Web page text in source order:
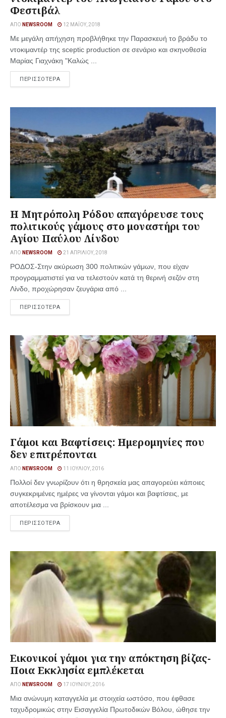
Φεστιβάλ
ΑΠΌ NEWSROOM 12 ΜΑΪ́ΟΥ, 2018
Με μεγάλη απήχηση προβλήθηκε την Παρασκευή το βράδυ το
ντοκιμαντέρ της sceptic production σε σενάριο και σκηνοθεσία
Μαρίας Γιαχνάκη "Καλώς ...
ΠΕΡΙΣΣΟΤΕΡΑ
Η Μητρόπολη Ρόδου απαγόρευσε τους
πολιτικούς γάμους στο μοναστήρι του
Αγίου Παύλου Λίνδου
ΑΠΌ NEWSROOM 21 ΑΠΡΙΛΊΟΥ, 2018
ΡΟΔΟΣ-Στην ακύρωση 300 πολιτικών γάμων, που είχαν
προγραμματιστεί για να τελεστούν κατά τη θερινή σεζόν στη
Λίνδο, προχώρησαν ζευγάρια από ...
ΠΕΡΙΣΣΟΤΕΡΑ
Γάμοι και Βαφτίσεις: Ημερομηνίες που
δεν επιτρέπονται
ΑΠΌ NEWSROOM 11 ΙΟΥΛΊΟΥ, 2016
Πολλοί δεν γνωρίζουν ότι η θρησκεία μας απαγορεύει κάποιες
συγκεκριμένες ημέρες να γίνονται γάμοι και βαφτίσεις, με
αποτέλεσμα να βρίσκουν μια ...
ΠΕΡΙΣΣΟΤΕΡΑ
Εικονικοί γάμοι για την απόκτηση βίζας-
Ποια Εκκλησία εμπλέκεται
ΑΠΌ NEWSROOM 17 ΙΟΥΝΊΟΥ, 2016
Μια ανώνυμη καταγγελία με στοιχεία ωστόσο, που έφθασε
ταχυδρομικώς στην Εισαγγελία Πρωτοδικών Βόλου, ώθησε την